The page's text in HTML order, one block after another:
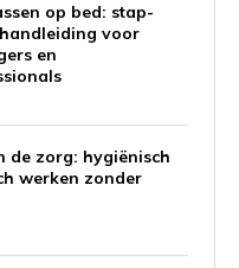
op bed: stap-
voor
en
de zorg: hygiënisch
werken zonder